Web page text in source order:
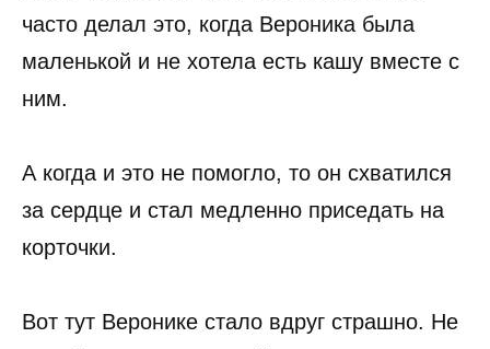
часто делал это, когда Вероника была
маленькой и не хотела есть кашу вместе с
ним.
А когда и это не помогло, то он схватился
за сердце и стал медленно приседать на
корточки.
Вот тут Веронике стало вдруг страшно. Не